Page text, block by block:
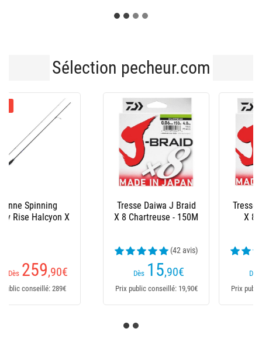
Sélection pecheur.com
Tresse Daiwa J Braid
X 8 Vert- 300M
Dès 28
Prix public conseillé: 39,95€
Tresse Daiwa J Braid
X 8 Multicolore -
(45 avis)
Dès
Prix public conseillé: 39,95€